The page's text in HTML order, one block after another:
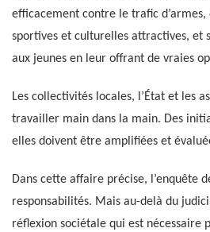
efficacement contre le trafic
sportives et culturelles attractives, et
aux jeunes en leur offrant de vraies
Les collectivités locales, l’État et les
travailler main dans la main. Des
elles doivent être amplifiées et
Dans cette affaire précise, l’enquête
responsabilités. Mais au-delà du
réflexion sociétale qui est nécessaire